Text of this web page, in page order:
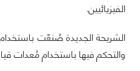
الفيزيائيين.
الشريحة الجديدة صُنعّت
والتحكم فيها باستخدام مُعدات